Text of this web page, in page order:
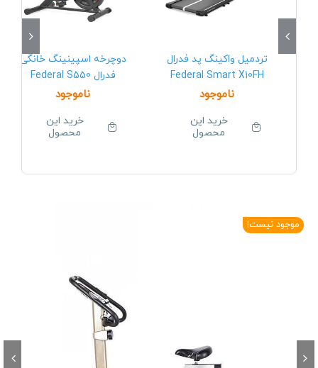
تردمیل واکینگ پد فدرال
Federal Smart X10FH
ناموجود
خرید این
محصول
دوچرخه اسپینینگ خانگی
فدرال Federal S550
ناموجود
خرید این
محصول
موجود نیست!